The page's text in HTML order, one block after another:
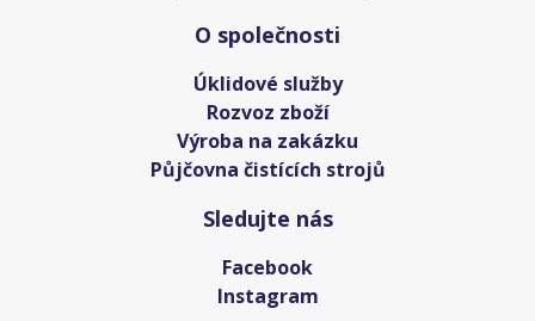
O společnosti
Úklidové služby
Rozvoz zboží
Výroba na zakázku
Půjčovna čistících strojů
Sledujte nás
Facebook
Instagram